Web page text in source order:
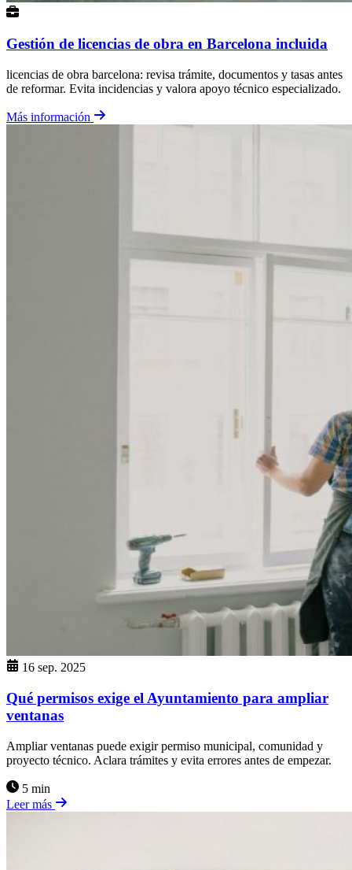
Gestión de licencias de obra en Barcelona incluida
licencias de obra barcelona: revisa trámite, documentos y tasas antes
de reformar. Evita incidencias y valora apoyo técnico especializado.
Más información
16 sep. 2025
Qué permisos exige el Ayuntamiento para ampliar
ventanas
Ampliar ventanas puede exigir permiso municipal, comunidad y
proyecto técnico. Aclara trámites y evita errores antes de empezar.
5 min
Leer más